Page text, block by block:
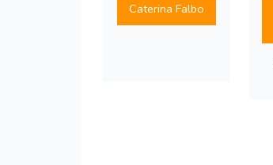
Caterina Falbo